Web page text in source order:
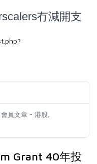
冇減開支
會員文章 - 港股
Grant 40年投